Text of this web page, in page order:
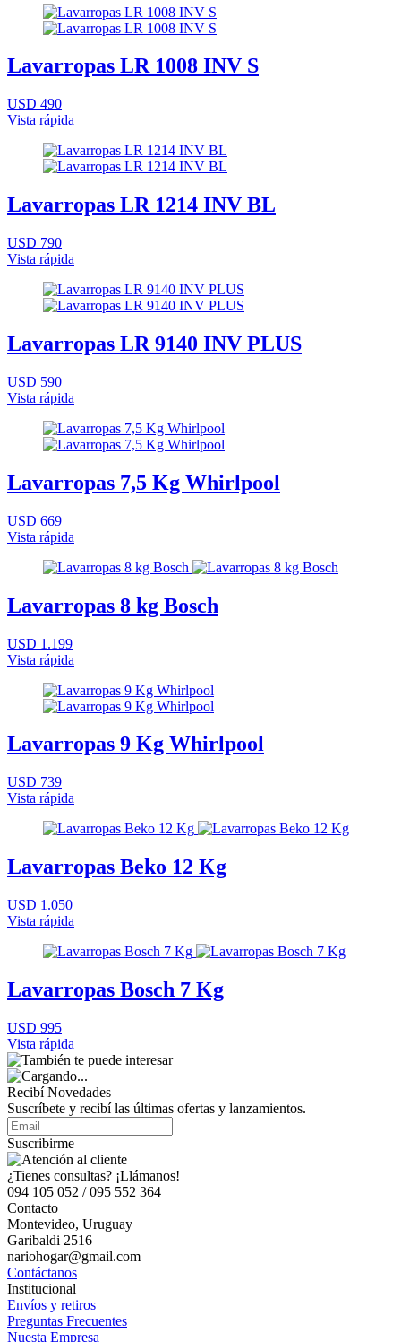
Lavarropas LR 1008 INV S
USD 490
Vista rápida
Lavarropas LR 1214 INV BL
USD 790
Vista rápida
Lavarropas LR 9140 INV PLUS
USD 590
Vista rápida
Lavarropas 7,5 Kg Whirlpool
USD 669
Vista rápida
Lavarropas 8 kg Bosch
USD 1.199
Vista rápida
Lavarropas 9 Kg Whirlpool
USD 739
Vista rápida
Lavarropas Beko 12 Kg
USD 1.050
Vista rápida
Lavarropas Bosch 7 Kg
USD 995
Vista rápida
Recibí Novedades
Suscríbete y recibí las últimas ofertas y lanzamientos.
Suscribirme
¿Tienes consultas? ¡Llámanos!
094 105 052 / 095 552 364
Contacto
Montevideo, Uruguay
Garibaldi 2516
nariohogar@gmail.com
Contáctanos
Institucional
Envíos y retiros
Preguntas Frecuentes
Nuesta Empresa